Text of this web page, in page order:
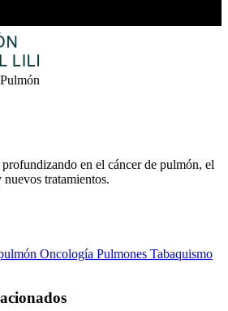
en el cáncer de pulmón, el
tratamientos.
Oncología Pulmones Tabaquismo